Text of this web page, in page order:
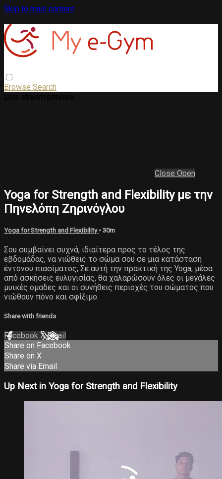
Skip to main content
Browse Search
Close Open
Yoga for Strength and Flexibility με την
Πηνελόπη Ζηρινόγλου
Yoga for Strength and Flexibility • 30m
Σου συμβαίνει συχνά, ιδιαίτερα προς το τέλος της
εβδομάδας, να νιώθεις το σώμα σου σε μια κατάσταση
έντονου πιασίματος; Σε αυτή την πρακτική της Yoga, μέσα
από ασκήσεις ευλυγισίας, θα χαλαρώσουν όλες οι μεγάλες
μυικές ομαδες και οι συνήθεις περιοχές του σώματος που
νιώθουν πόνο και σφίξιμο.
Share with friends
Facebook XEmail
Share on Facebook
Share on X
Share via Email
Up Next in Yoga for Strength and Flexibility